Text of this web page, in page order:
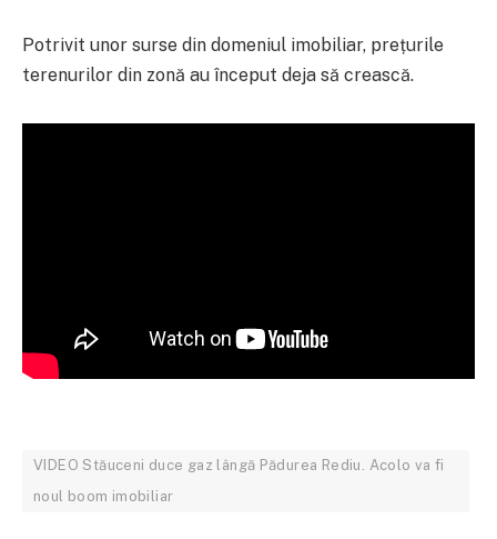
Potrivit unor surse din domeniul imobiliar, prețurile
terenurilor din zonă au început deja să crească.
VIDEO Stăuceni duce gaz lângă Pădurea Rediu. Acolo va fi
noul boom imobiliar